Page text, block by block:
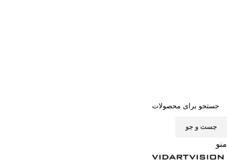
جست و جو
منو